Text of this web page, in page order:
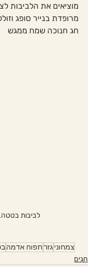
מוציאים את הלביבות
מרופדת בנייר סופג
חג חנוכה שמח ממגש
לביבות
צמחוניגזרתפוח אדמה
חגים